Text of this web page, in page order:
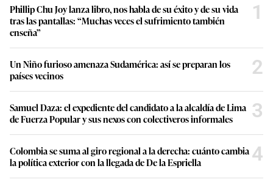
Phillip Chu Joy lanza libro, nos habla de su éxito y de su vida
tras las pantallas: “Muchas veces el sufrimiento también
enseña”
1
Un Niño furioso amenaza Sudamérica: así se preparan los
países vecinos
2
Samuel Daza: el expediente del candidato a la alcaldía de Lima
de Fuerza Popular y sus nexos con colectiveros informales
3
Colombia se suma al giro regional a la derecha: cuánto cambia
la política exterior con la llegada de De la Espriella
4